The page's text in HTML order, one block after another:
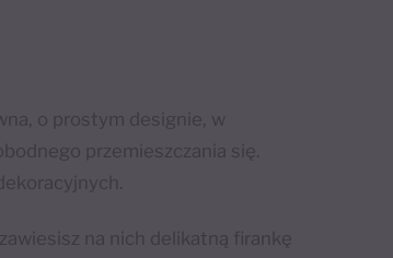
o prostym designie, w
przemieszczania się.
na nich delikatną firankę